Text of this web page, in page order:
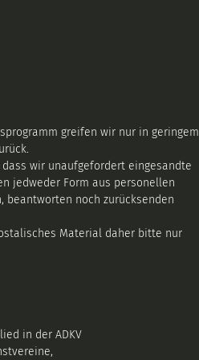
greifen wir nur in geringem
wir unaufgefordert eingesandte
jedweder Form aus personellen
beantworten noch zurücksenden
Material daher bitte nur
in der ADKV
,